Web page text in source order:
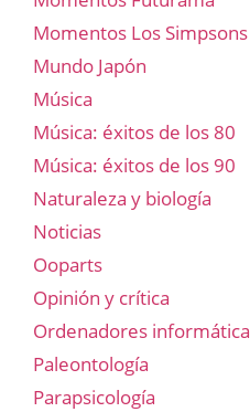
Momentos Los Simpsons
Mundo Japón
Música
Música: éxitos de los 80
Música: éxitos de los 90
Naturaleza y biología
Noticias
Ooparts
Opinión y crítica
Ordenadores informática
Paleontología
Parapsicología